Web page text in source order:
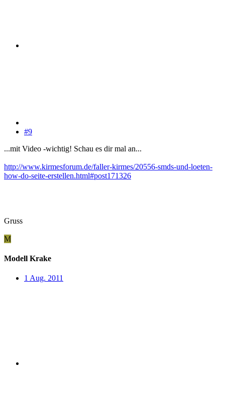
#9
...mit Video -wichtig! Schau es dir mal an...
http://www.kirmesforum.de/faller-kirmes/20556-smds-und-loeten-
how-do-seite-erstellen.html#post171326
Gruss
M
Modell Krake
1 Aug. 2011